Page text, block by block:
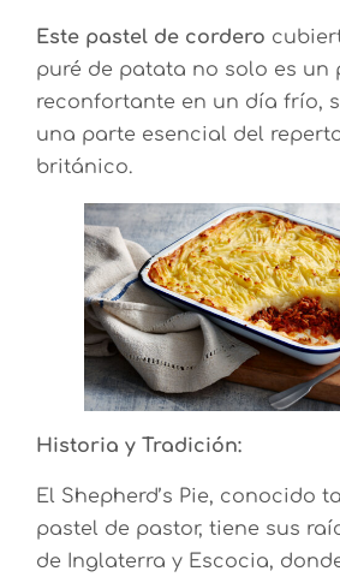
Este pastel de cordero
puré de patata no solo es un
reconfortante en un día frío,
una parte esencial del
británico.
Historia y Tradición:
El Shepherd’s Pie, conocido
pastel de pastor, tiene sus
de Inglaterra y Escocia,